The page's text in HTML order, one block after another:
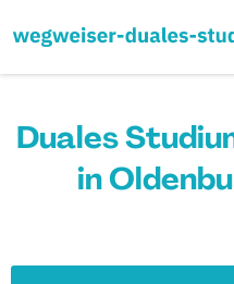
Duales
in